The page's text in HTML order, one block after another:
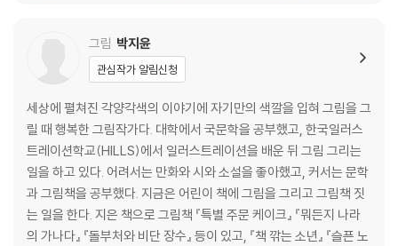
그림 박지윤
관심작가 알림신청
세상에 펼쳐진 각양각색의 이야기에 자기만의 색깔을 입혀 그림을 그
릴 때 행복한 그림작가다. 대학에서 국문학을 공부했고, 한국일러스
트레이션학교(HILLS)에서 일러스트레이션을 배운 뒤 그림 그리는
일을 하고 있다. 어려서는 만화와 시와 소설을 좋아했고, 커서는 문학
과 그림책을 공부했다. 지금은 어린이 책에 그림을 그리고 그림책 짓
는 일을 한다. 지은 책으로 그림책 『특별 주문 케이크』 『뭐든지 나라
의 가나다』 『돌부처와 비단 장수』 등이 있고, 『책 깎는 소년』 『슬픈 노